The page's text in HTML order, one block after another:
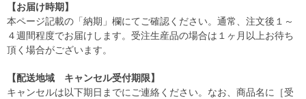
【お届け時期】
本ページ記載の「納期」欄にてご確認ください。通常、注文後１～
４週間程度でお届けします。受注生産品の場合は１ヶ月以上お待ち
頂く場合がございます。
【配送地域 キャンセル受付期限】
キャンセルは以下期日までにご連絡ください。なお、商品名に［受